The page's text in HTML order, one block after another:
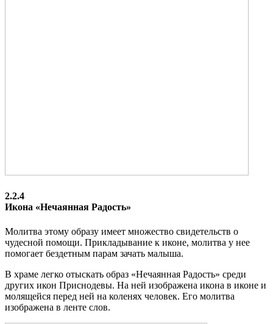
2.2.4
Икона «Нечаянная Радость»
Молитва этому образу имеет множество свидетельств о
чудесной помощи. Прикладывание к иконе, молитва у нее
помогает бездетным парам зачать малыша.
В храме легко отыскать образ «Нечаянная Радость» среди
других икон Приснодевы. На ней изображена икона в иконе и
молящейся перед ней на коленях человек. Его молитва
изображена в ленте слов.